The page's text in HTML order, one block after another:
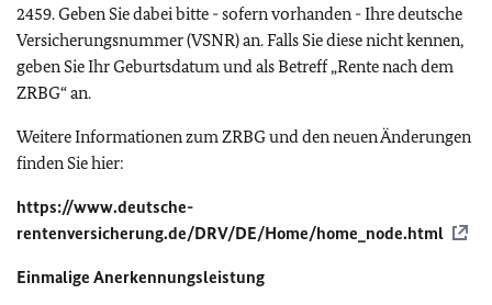
2459. Geben Sie dabei bitte - sofern vorhanden - Ihre deutsche
Versicherungsnummer (VSNR) an. Falls Sie diese nicht kennen,
geben Sie Ihr Geburtsdatum und als Betreff „Rente nach dem
ZRBG“ an.
Weitere Informationen zum ZRBG und den neuen Änderungen
finden Sie hier:
https://www.deutsche-
rentenversicherung.de/DRV/DE/Home/home_node.html
Einmalige Anerkennungsleistung